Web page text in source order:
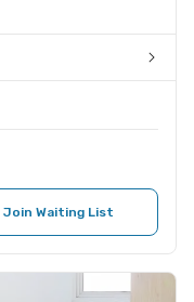
Join Waiting List